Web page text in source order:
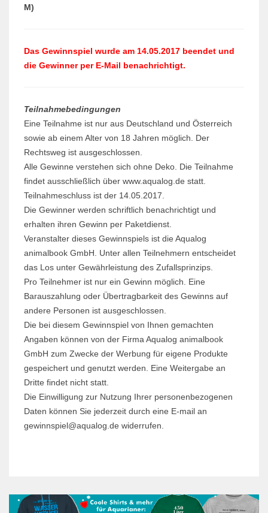
M)
Das Gewinnspiel wurde am 14.05.2017 beendet und
die Gewinner per E-Mail benachrichtigt.
Teilnahmebedingungen
Eine Teilnahme ist nur aus Deutschland und Österreich
sowie ab einem Alter von 18 Jahren möglich. Der
Rechtsweg ist ausgeschlossen.
Alle Gewinne verstehen sich ohne Deko. Die Teilnahme
findet ausschließlich über www.aqualog.de statt.
Teilnahmeschluss ist der 14.05.2017.
Die Gewinner werden schriftlich benachrichtigt und
erhalten ihren Gewinn per Paketdienst.
Veranstalter dieses Gewinnspiels ist die Aqualog
animalbook GmbH. Unter allen Teilnehmern entscheidet
das Los unter Gewährleistung des Zufallsprinzips.
Pro Teilnehmer ist nur ein Gewinn möglich. Eine
Barauszahlung oder Übertragbarkeit des Gewinns auf
andere Personen ist ausgeschlossen.
Die bei diesem Gewinnspiel von Ihnen gemachten
Angaben können von der Firma Aqualog animalbook
GmbH zum Zwecke der Werbung für eigene Produkte
gespeichert und genutzt werden. Eine Weitergabe an
Dritte findet nicht statt.
Die Einwilligung zur Nutzung Ihrer personenbezogenen
Daten können Sie jederzeit durch eine E-mail an
gewinnspiel@aqualog.de widerrufen.